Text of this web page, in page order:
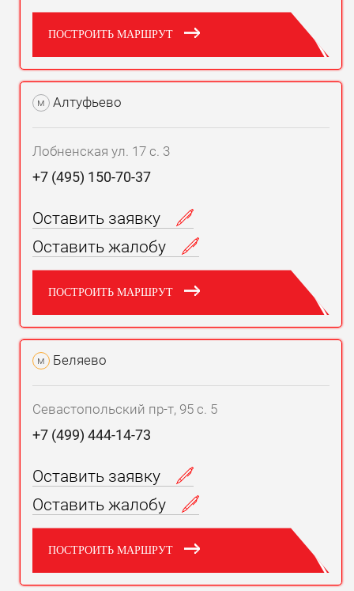
ПОСТРОИТЬ МАРШРУТ
м Алтуфьево
Лобненская ул. 17 с. 3
+7 (495) 150-70-37
Оставить заявку
Оставить жалобу
ПОСТРОИТЬ МАРШРУТ
м Беляево
Севастопольский пр-т, 95 с. 5
+7 (499) 444-14-73
Оставить заявку
Оставить жалобу
ПОСТРОИТЬ МАРШРУТ